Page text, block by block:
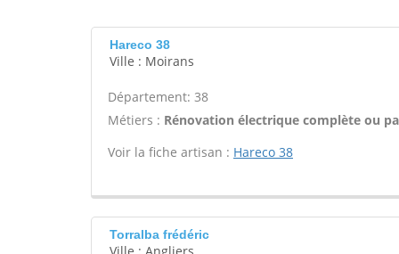
Hareco 38
Ville : Moirans
Département: 38
Métiers : Rénovation électrique complète ou
Voir la fiche artisan : Hareco 38
Torralba frédéric